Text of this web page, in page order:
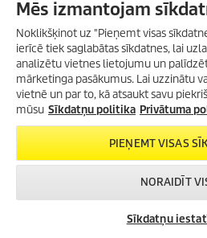
Seši ūdens padeves veidi
Atkarībā no izvēlētajām konfigurācijas
automāts nodrošina līdz pat sešiem
iespēju izvēlēties starp istabas
(viegli vai klasiski), kā arī karstu un
daudzveidība nodrošina lietotājuKontakti
Mēs izmantojam
Noklikšķinot uz "Pieņemt visas
ierīcē tiek saglabātas sīkdatnes, lai
analizētu vietnes lietojumu un
mārketinga pasākumus. Lai uzzinātu
vietnē un par to, kā atsaukt savu
mūsu Sīkdatņu politika Privātuma
PIEŅEMT VISAS
NORAIDĪT
Sīkdatņu